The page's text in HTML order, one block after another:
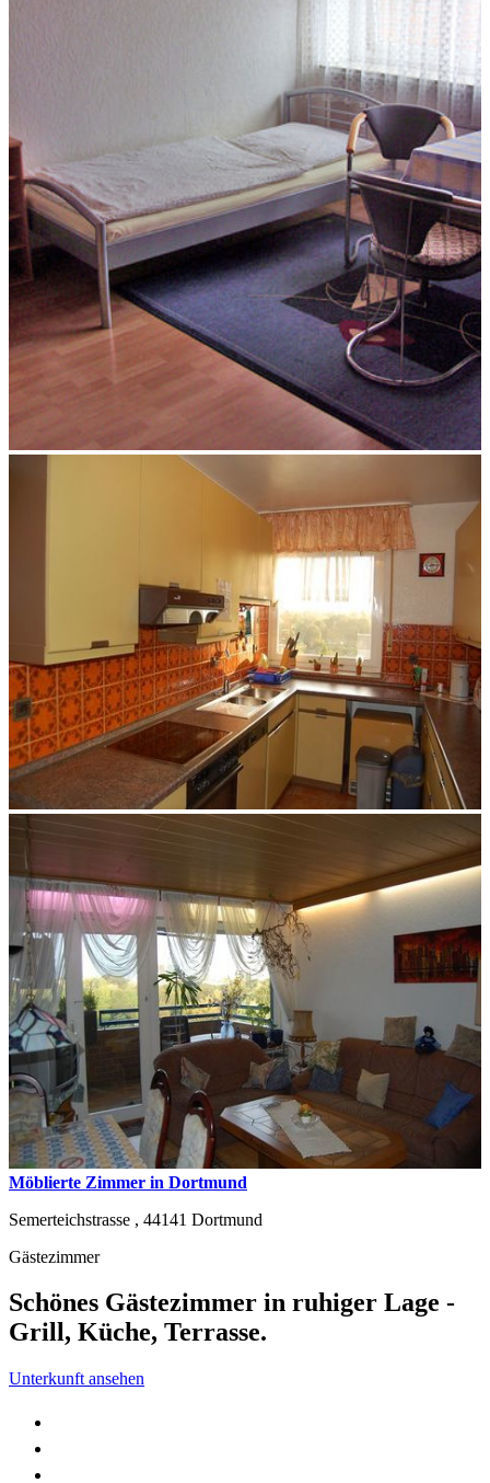
Möblierte Zimmer in Dortmund
Semerteichstrasse , 44141 Dortmund
Gästezimmer
Schönes Gästezimmer in ruhiger Lage -
Grill, Küche, Terrasse.
Unterkunft ansehen